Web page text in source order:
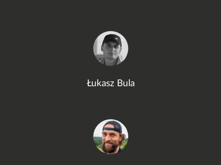
Łukasz Bula